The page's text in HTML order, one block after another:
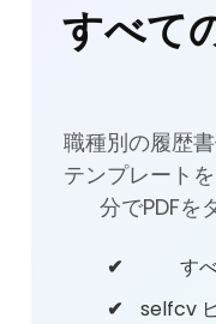
すべて
職種別の履歴
テンプレート
分でPDFを
す
selfcv